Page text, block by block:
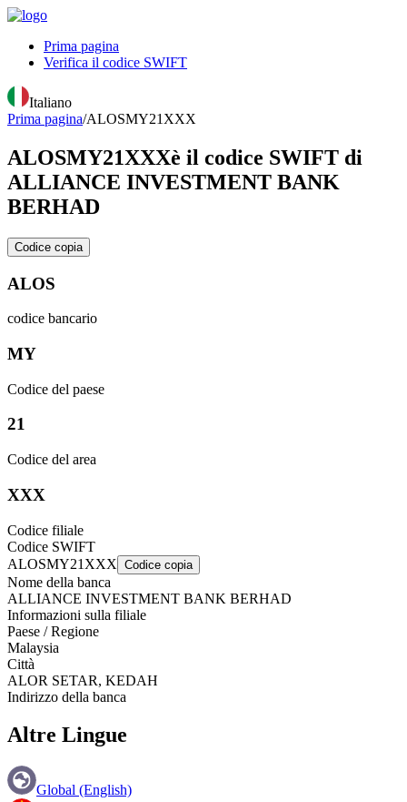
Prima pagina
Verifica il codice SWIFT
Italiano
Prima pagina/ALOSMY21XXX
ALOSMY21XXXè il codice SWIFT di
ALLIANCE INVESTMENT BANK
BERHAD
Codice copia
ALOS
codice bancario
MY
Codice del paese
21
Codice del area
XXX
Codice filiale
Codice SWIFT
ALOSMY21XXX Codice copia
Nome della banca
ALLIANCE INVESTMENT BANK BERHAD
Informazioni sulla filiale
Paese / Regione
Malaysia
Città
ALOR SETAR, KEDAH
Indirizzo della banca
Altre Lingue
Global (English)